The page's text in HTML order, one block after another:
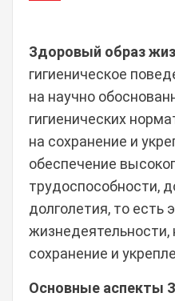
Здоровый образ
гигиеническое
на научно
гигиенических
на сохранение и
обеспечение
трудоспособности,
долголетия, то есть
сохранение и
Основные аспекты